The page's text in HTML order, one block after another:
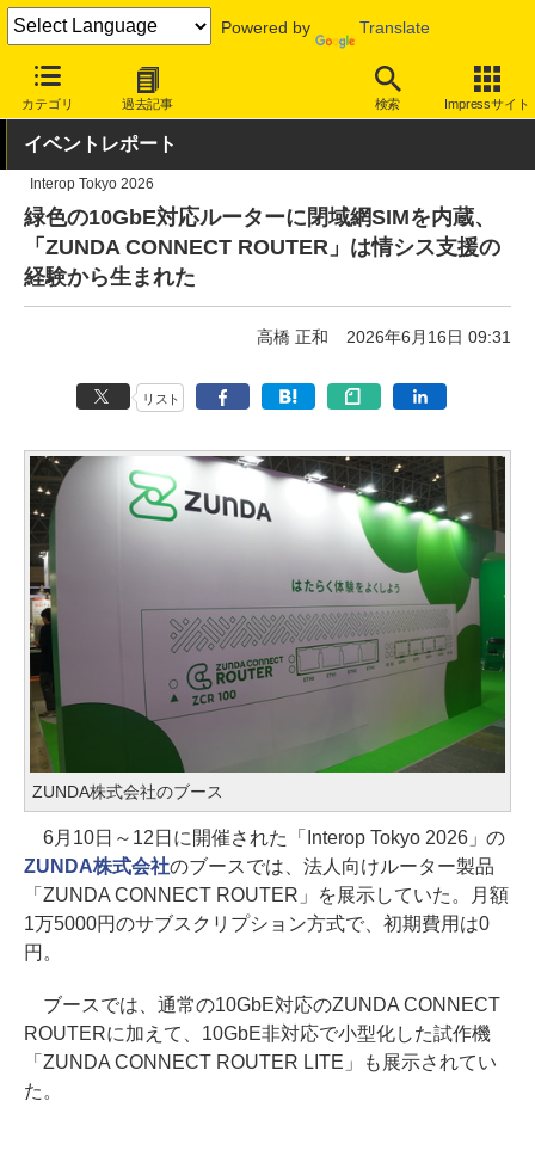
Powered by Translate
カテゴリ 過去記事 検索 Impressサイト
INTERNET Watch イベント Tokyo 2026
イベントレポート
Interop Tokyo 2026
緑色の10GbE対応ルーターに閉域網SIMを内蔵、
「ZUNDA CONNECT ROUTER」は情シス支援の
経験から生まれた
高橋 正和 2026年6月16日 09:31
リスト
ZUNDA株式会社のブース
6月10日～12日に開催された「Interop Tokyo 2026」の
ZUNDA株式会社のブースでは、法人向けルーター製品
「ZUNDA CONNECT ROUTER」を展示していた。月額
1万5000円のサブスクリプション方式で、初期費用は0
円。
ブースでは、通常の10GbE対応のZUNDA CONNECT
ROUTERに加えて、10GbE非対応で小型化した試作機
「ZUNDA CONNECT ROUTER LITE」も展示されてい
た。